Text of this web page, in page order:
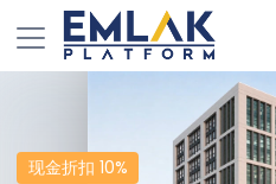
现金折扣 10%